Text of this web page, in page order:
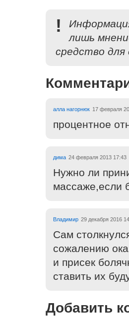
!
лишь
средство для
алла нагорнюк 17 февраля
процентное
дима 24 февраля 2013 17:43
Нужно ли
массаже,если
Владимир 29 декабря 2016
Сам
сожалению
и присек
ставить их
Добавить